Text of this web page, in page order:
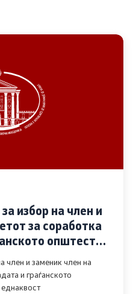
сектор
на граѓанските
избор на член и
за соработка
општество
член и заменик член на
и граѓанското